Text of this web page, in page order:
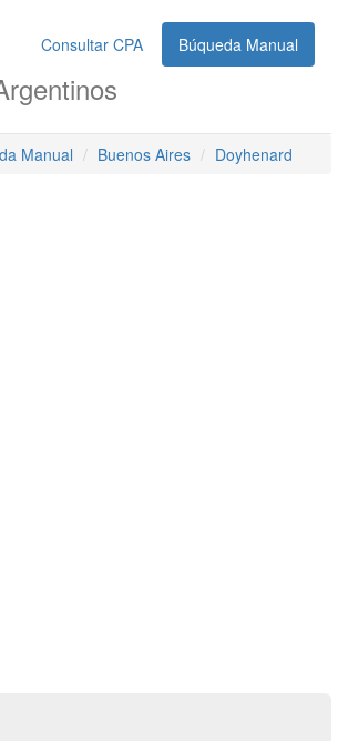
Consultar CPA Búqueda Manual
Manual Buenos Aires Doyhenard